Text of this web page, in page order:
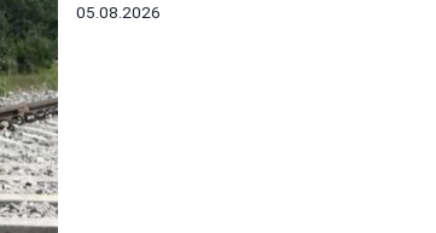
05.08.2026